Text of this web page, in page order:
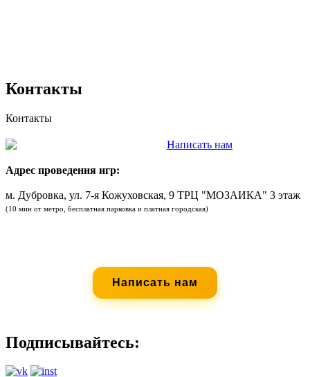
Контакты
Контакты
Написать нам
Адрес проведения игр:
м. Дубровка, ул. 7-я Кожуховская, 9 ТРЦ "МОЗАИКА" 3 этаж
(10 мин от метро, бесплатная парковка и платная городская)
Написать нам
Подписывайтесь: